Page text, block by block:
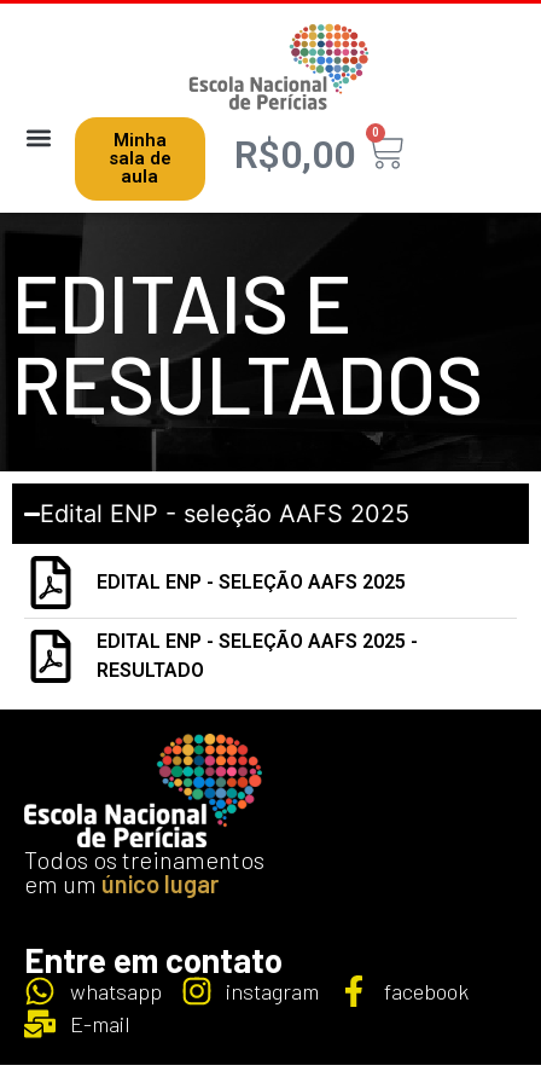
Minha
sala de
aula
R$0,00 0
EDITAIS E
RESULTADOS
Edital ENP - seleção AAFS 2025
EDITAL ENP - SELEÇÃO AAFS 2025
EDITAL ENP - SELEÇÃO AAFS 2025 -
RESULTADO
Todos os treinamentos
em um único lugar
Entre em contato
whatsapp instagram
facebook
E-mail